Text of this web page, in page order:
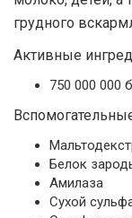
грудного
Активные
750 000 000
Белок
Амилаза
Сухой